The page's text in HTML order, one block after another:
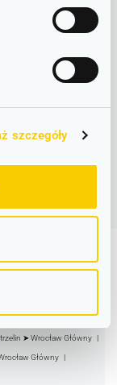
szczegóły
karą
pozostawił
Bolesław II –
KD
Lubin
➤ Wrocław Główny
Główny